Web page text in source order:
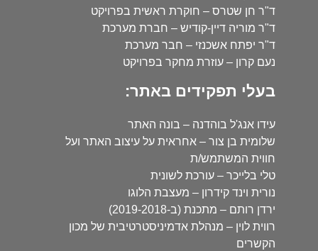
ד"ר חן שטרס – חוקרת ראשית בפרויקט
ד"ר מוריה דיין-קודיש – חברת מערכת
ד"ר יפתח אשכנזי – חבר מערכת
נעם קרון – עוזרת מחקר בפרויקט
בעלי תפקידים באתר:
עידו אנג'ל בוהדנה – בונה האתר
שלומית בן צור – אחראית על עיצוב האתר ועל
חווית המשתמש/ת
טלי בלייכר – עורכת לשונית
נורית וינד קידרון – מעצבת הלוגו
ירדן רותם – מתכנת (ב-2019-2018)
רווית לוין – מנהלת אדמיניסטרטיבית של מכון
הקשרים